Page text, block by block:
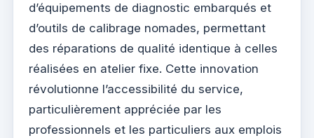
d’équipements de diagnostic embarqués et
d’outils de calibrage nomades, permettant
des réparations de qualité identique à celles
réalisées en atelier fixe. Cette innovation
révolutionne l’accessibilité du service,
particulièrement appréciée par les
professionnels et les particuliers aux emplois